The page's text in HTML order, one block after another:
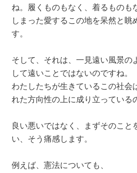
ね。履くものもなく、着るものも
しまった愛するこの地を呆然と眺
す。
そして、それは、一見遠い風景の
して遠いことではないのですね。
わたしたちが生きているこの社会
れた方向性の上に成り立っている
良い悪いではなく、まずそのこと
い、そう痛感します。
例えば、憲法についても、